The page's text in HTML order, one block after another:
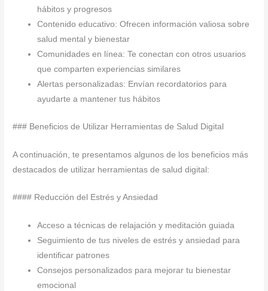
hábitos y progresos
Contenido educativo: Ofrecen información valiosa sobre
salud mental y bienestar
Comunidades en línea: Te conectan con otros usuarios
que comparten experiencias similares
Alertas personalizadas: Envían recordatorios para
ayudarte a mantener tus hábitos
### Beneficios de Utilizar Herramientas de Salud Digital
A continuación, te presentamos algunos de los beneficios más
destacados de utilizar herramientas de salud digital:
#### Reducción del Estrés y Ansiedad
Acceso a técnicas de relajación y meditación guiada
Seguimiento de tus niveles de estrés y ansiedad para
identificar patrones
Consejos personalizados para mejorar tu bienestar
emocional